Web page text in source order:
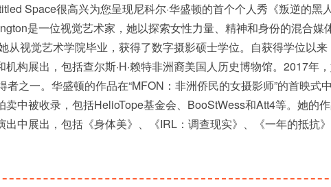
Space很高兴为您呈现尼科尔·华盛顿的首个个人秀《叛逆的黑
是一位视觉艺术家，她以探索女性力量、精神和身份的混合媒
从视觉艺术学院毕业，获得了数字摄影硕士学位。自获得学位以
构展出，包括查尔斯·H·赖特非洲裔美国人历史博物馆。2017年
者之一。华盛顿的作品在“MFON：非洲侨民的女摄影师”的首映式
卖中被收录，包括HelioTope基金会、BooStWess和Att4等。她的
出中展出，包括《身体美》、《IRL：调查现实》、《一年的抵抗